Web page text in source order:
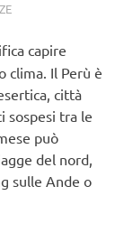
CENTRO E SUD
capire
clima. Il Perù è
città
sospesi tra le
può
del nord,
sulle Ande o